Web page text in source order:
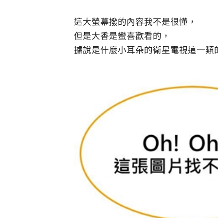
這大螢幕撥的內容我不是很懂，
但是大香是蠻喜歡看的，
據說是什麼小耳朵的衛星電視這一類